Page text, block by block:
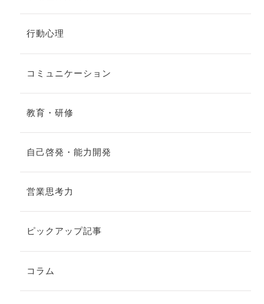
行動心理
コミュニケーション
教育・研修
自己啓発・能力開発
営業思考力
ピックアップ記事
コラム